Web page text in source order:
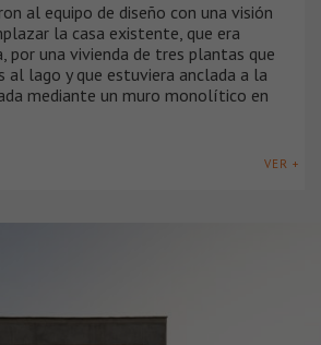
al equipo de diseño con una visión
la casa existente, que era
por una vivienda de tres plantas que
al lago y que estuviera anclada a la
mediante un muro monolítico en
VER +